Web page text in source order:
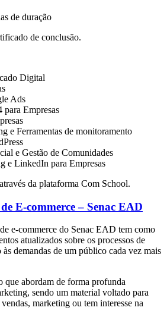
de duração
de conclusão.
Digital
Ads
Empresas
e Ferramentas de monitoramento
e Gestão de Comunidades
e LinkedIn para Empresas
da plataforma Com School.
E-commerce – Senac EAD
e-commerce do Senac EAD tem como
atualizados sobre os processos de
demandas de um público cada vez mais
que abordam de forma profunda
sendo um material voltado para
marketing ou tem interesse na